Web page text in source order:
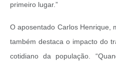
primeiro lugar.”
O aposentado Carlos Henrique,
também destaca o impacto do
cotidiano da população.